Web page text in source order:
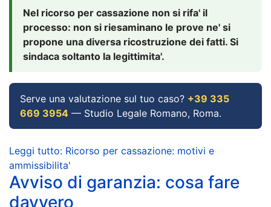
Nel ricorso per cassazione non si rifa' il
processo: non si riesaminano le prove ne' si
propone una diversa ricostruzione dei fatti. Si
sindaca soltanto la legittimita'.
Serve una valutazione sul tuo caso? +39 335
669 3954 — Studio Legale Romano, Roma.
Leggi tutto: Ricorso per cassazione: motivi e
ammissibilita'
Avviso di garanzia: cosa fare
davvero